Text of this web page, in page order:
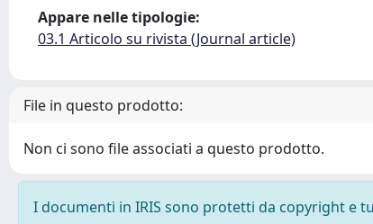
Appare nelle tipologie:
03.1 Articolo su rivista (Journal article)
File in questo prodotto:
Non ci sono file associati a questo prodotto.
I documenti in IRIS sono protetti da copyright e